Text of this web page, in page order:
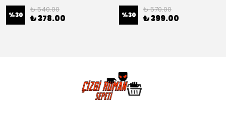
%30
₺ 540.00
₺ 378.00 %30
₺ 570.00
₺ 399.00